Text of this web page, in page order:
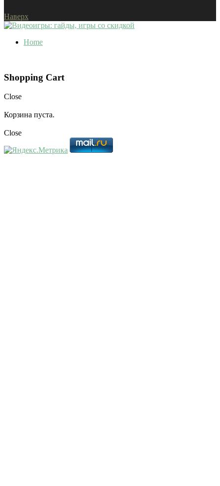
Наверх
Home
Shopping Cart
Close
Корзина пуста.
Close